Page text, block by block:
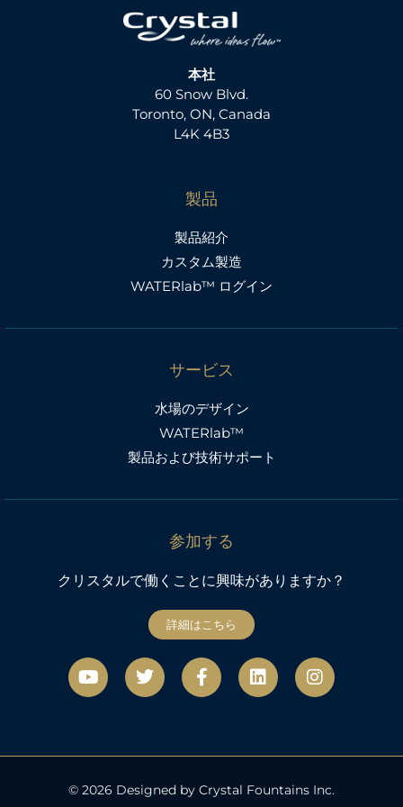
本社
60 Snow Blvd.
Toronto, ON, Canada
L4K 4B3
製品
製品紹介
カスタム製造
WATERlab™ ログイン
サービス
水場のデザイン
WATERlab™
製品および技術サポート
参加する
クリスタルで働くことに興味がありますか？
詳細はこちら
Y
o
u
b
ツ
イ
ッ
フ
ェ
イ
ッ
リ
ン
ク
イ
ン
ス
ラ
© 2026 Designed by Crystal Fountains Inc.